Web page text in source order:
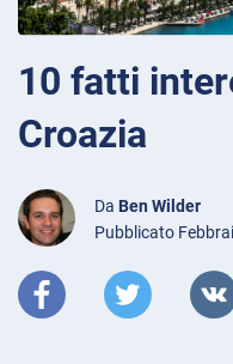
10 fatti
Croazia
Da Ben Wilder
Pubblicato